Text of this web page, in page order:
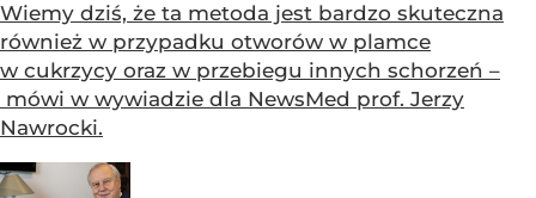
Wiemy dziś, że ta metoda jest bardzo skuteczna
również w przypadku otworów w plamce
w cukrzycy oraz w przebiegu innych schorzeń –
mówi w wywiadzie dla NewsMed prof. Jerzy
Nawrocki.